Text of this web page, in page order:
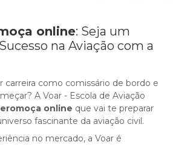
online: Seja um
na Aviação com a
carreira como comissário de bordo e
A Voar - Escola de Aviação
online que vai te preparar
fascinante da aviação civil.
no mercado, a Voar é